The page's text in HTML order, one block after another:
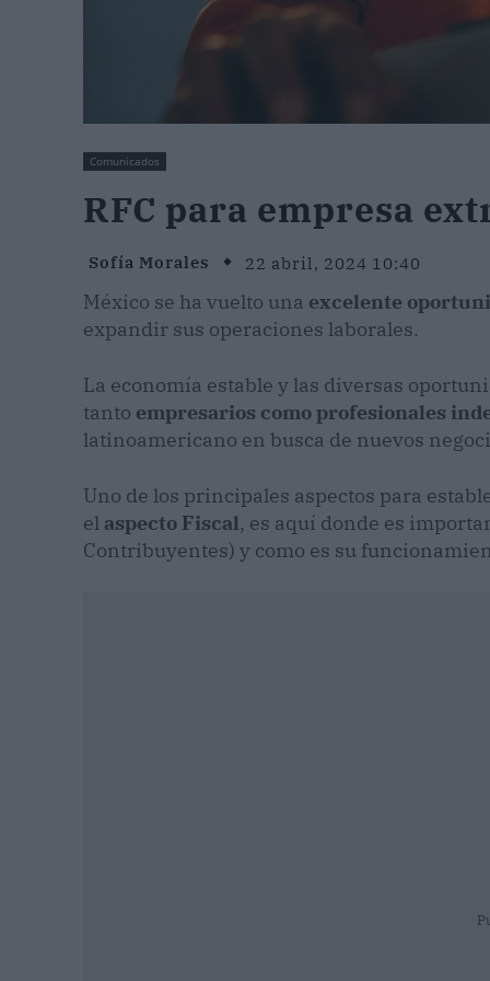
Comunicados
RFC para empresa
Sofía Morales 22 abril, 2024 10:40
México se ha vuelto una excelente
expandir sus operaciones laborales.
La economía estable y las diversas
tanto empresarios como profesionales
latinoamericano en busca de nuevos
Uno de los principales aspectos para
el aspecto Fiscal, es aquí donde es
Contribuyentes) y como es su